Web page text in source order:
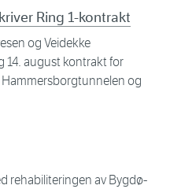
Ring 1-kontrakt
og Veidekke
14. august kontrakt for
og
rehabiliteringen av Bygdø-